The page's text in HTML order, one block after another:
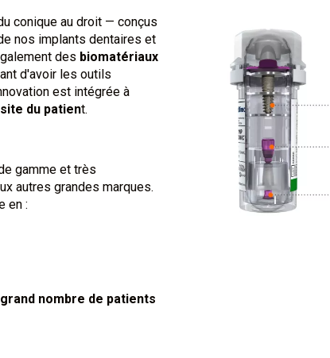
conique au droit — conçus
nos implants dentaires et
des biomatériaux
d'avoir les outils
est intégrée à
du patient.
gamme et très
autres grandes marques.
en :
nombre de patients